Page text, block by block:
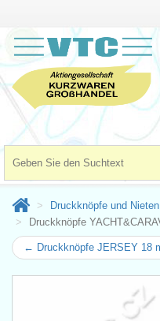
Druckknöpfe und Nieten
Druckknöpfe
← Druckknöpfe JERSEY 18